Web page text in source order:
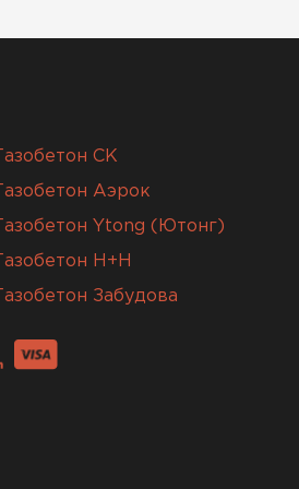
Газобетон СК
Газобетон Аэрок
Газобетон Ytong (Ютонг)
Газобетон H+H
Газобетон Забудова